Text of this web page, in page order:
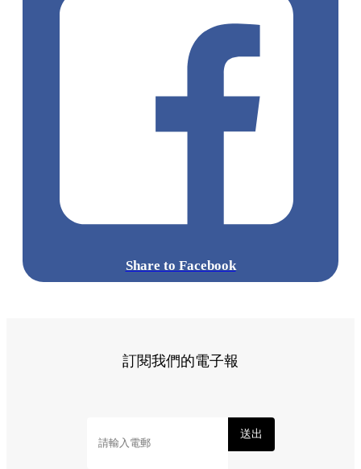
Share to Facebook
訂閱我們的電子報
送出